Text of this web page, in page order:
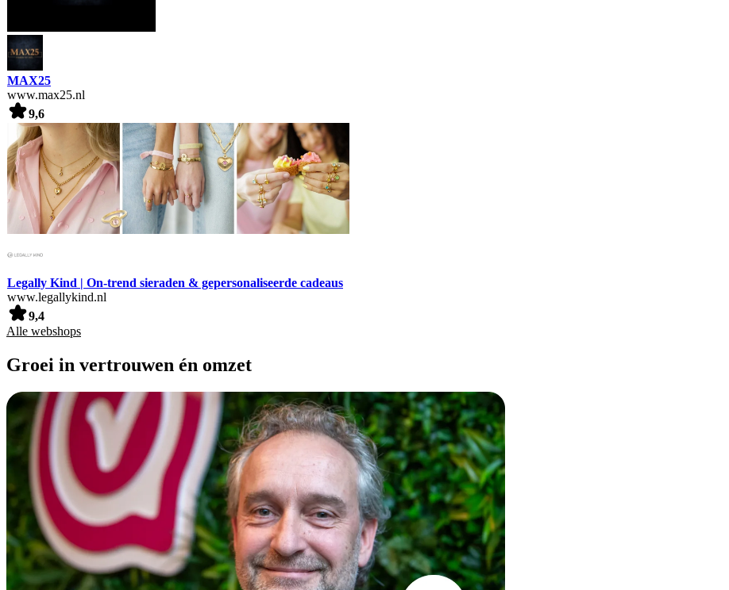
MAX25
www.max25.nl
9,6
Legally Kind | On-trend sieraden & gepersonaliseerde cadeaus
www.legallykind.nl
9,4
Alle webshops
Groei in vertrouwen én omzet